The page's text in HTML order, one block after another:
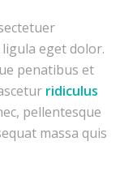
eget dolor.
penatibus et
ridiculus
pellentesque
massa quis